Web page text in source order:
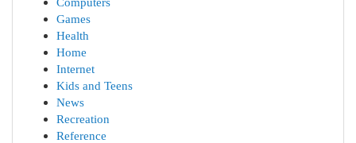
Games
Health
Home
Internet
Kids and Teens
News
Recreation
Reference